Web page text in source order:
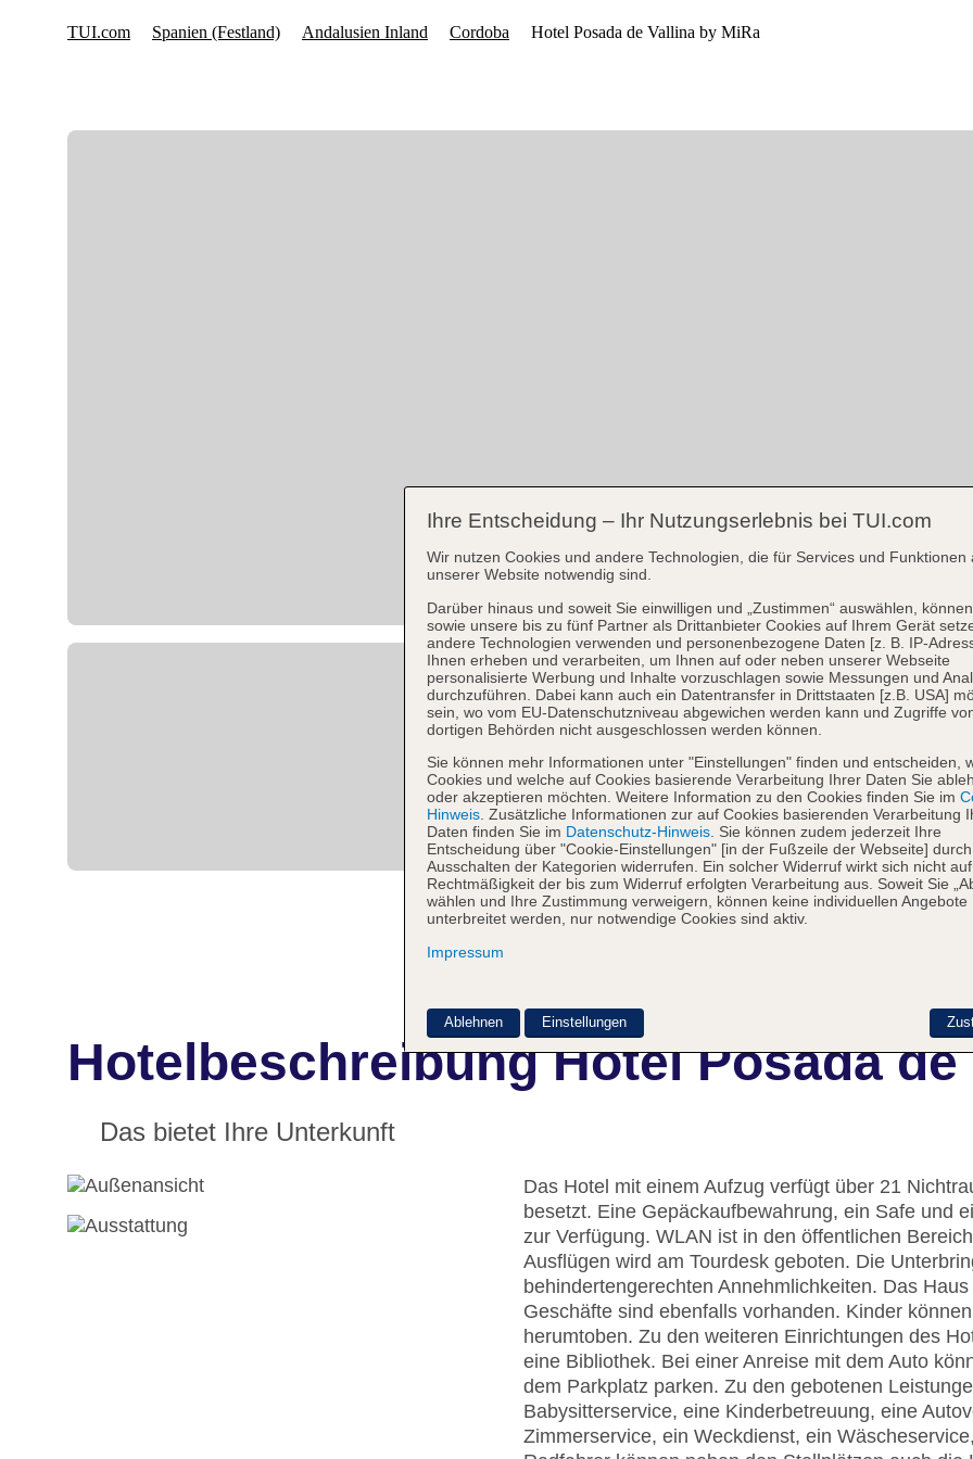
Hotelbeschreibung Hotel Posada de
Das bietet Ihre Unterkunft
Das Hotel mit einem Aufzug verfügt über 21
besetzt. Eine Gepäckaufbewahrung, ein Safe und
zur Verfügung. WLAN ist in den öffentlichen
Ausflügen wird am Tourdesk geboten. Die
behindertengerechten Annehmlichkeiten. Das
Geschäfte sind ebenfalls vorhanden. Kinder
herumtoben. Zu den weiteren Einrichtungen des
eine Bibliothek. Bei einer Anreise mit dem Auto
dem Parkplatz parken. Zu den gebotenen
Babysitterservice, eine Kinderbetreuung, eine
Zimmerservice, ein Weckdienst, ein
Ihre Entscheidung – Ihr Nutzungserlebnis bei TUI.com
Wir nutzen Cookies und andere Technologien, die für Services und Funktionen
unserer Website notwendig sind.
Darüber hinaus und soweit Sie einwilligen und „Zustimmen“ auswählen,
sowie unsere bis zu fünf Partner als Drittanbieter Cookies auf Ihrem Gerät
andere Technologien verwenden und personenbezogene Daten [z. B. IP-
Ihnen erheben und verarbeiten, um Ihnen auf oder neben unserer Webseite
personalisierte Werbung und Inhalte vorzuschlagen sowie Messungen und
durchzuführen. Dabei kann auch ein Datentransfer in Drittstaaten [z.B. USA]
sein, wo vom EU-Datenschutzniveau abgewichen werden kann und Zugriffe
dortigen Behörden nicht ausgeschlossen werden können.
Sie können mehr Informationen unter "Einstellungen" finden und entscheiden,
Cookies und welche auf Cookies basierende Verarbeitung Ihrer Daten Sie
oder akzeptieren möchten. Weitere Information zu den Cookies finden Sie im
Hinweis . Zusätzliche Informationen zur auf Cookies basierenden Verarbeitung
Daten finden Sie im Datenschutz-Hinweis . Sie können zudem jederzeit Ihre
Entscheidung über "Cookie-Einstellungen" [in der Fußzeile der Webseite] durch
Ausschalten der Kategorien widerrufen. Ein solcher Widerruf wirkt sich nicht
Rechtmäßigkeit der bis zum Widerruf erfolgten Verarbeitung aus. Soweit Sie
wählen und Ihre Zustimmung verweigern, können keine individuellen Angebote
unterbreitet werden, nur notwendige Cookies sind aktiv.
Impressum
Ablehnen Einstellungen